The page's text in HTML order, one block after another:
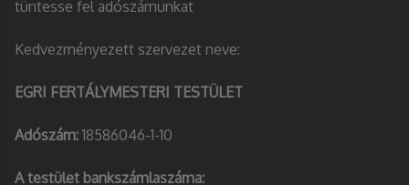
tüntesse fel adószámunkat
Kedvezményezett szervezet neve:
EGRI FERTÁLYMESTERI TESTÜLET
Adószám: 18586046-1-10
A testület bankszámlaszáma: